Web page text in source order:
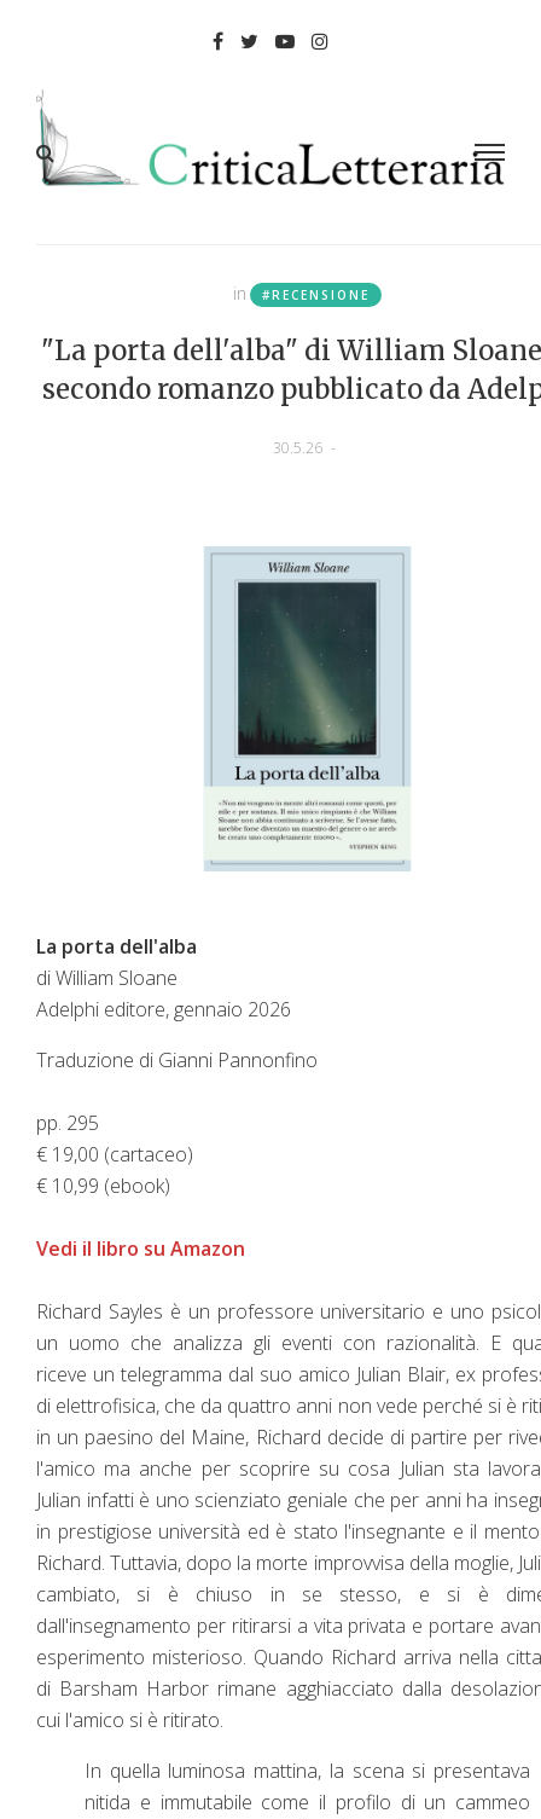
in #RECENSIONE
"La porta dell'alba" di William
secondo romanzo pubblicato da
30.5.26 -
La porta dell'alba
di William Sloane
Adelphi editore, gennaio 2026
Traduzione di Gianni Pannonfino
pp. 295
€ 19,00 (cartaceo)
€ 10,99 (ebook)
Vedi il libro su Amazon
Richard Sayles è un professore universitario e uno
un uomo che analizza gli eventi con razionalità. E
riceve un telegramma dal suo amico Julian Blair, ex
di elettrofisica, che da quattro anni non vede perché si è
in un paesino del Maine, Richard decide di partire per
l'amico ma anche per scoprire su cosa Julian sta
Julian infatti è uno scienziato geniale che per anni ha
in prestigiose università ed è stato l'insegnante e il
Richard. Tuttavia, dopo la morte improvvisa della moglie,
cambiato, si è chiuso in se stesso, e si è
dall'insegnamento per ritirarsi a vita privata e portare
esperimento misterioso. Quando Richard arriva nella
di Barsham Harbor rimane agghiacciato dalla
cui l'amico si è ritirato.
In quella luminosa mattina, la scena si presentava
nitida e immutabile come il profilo di un cammeo